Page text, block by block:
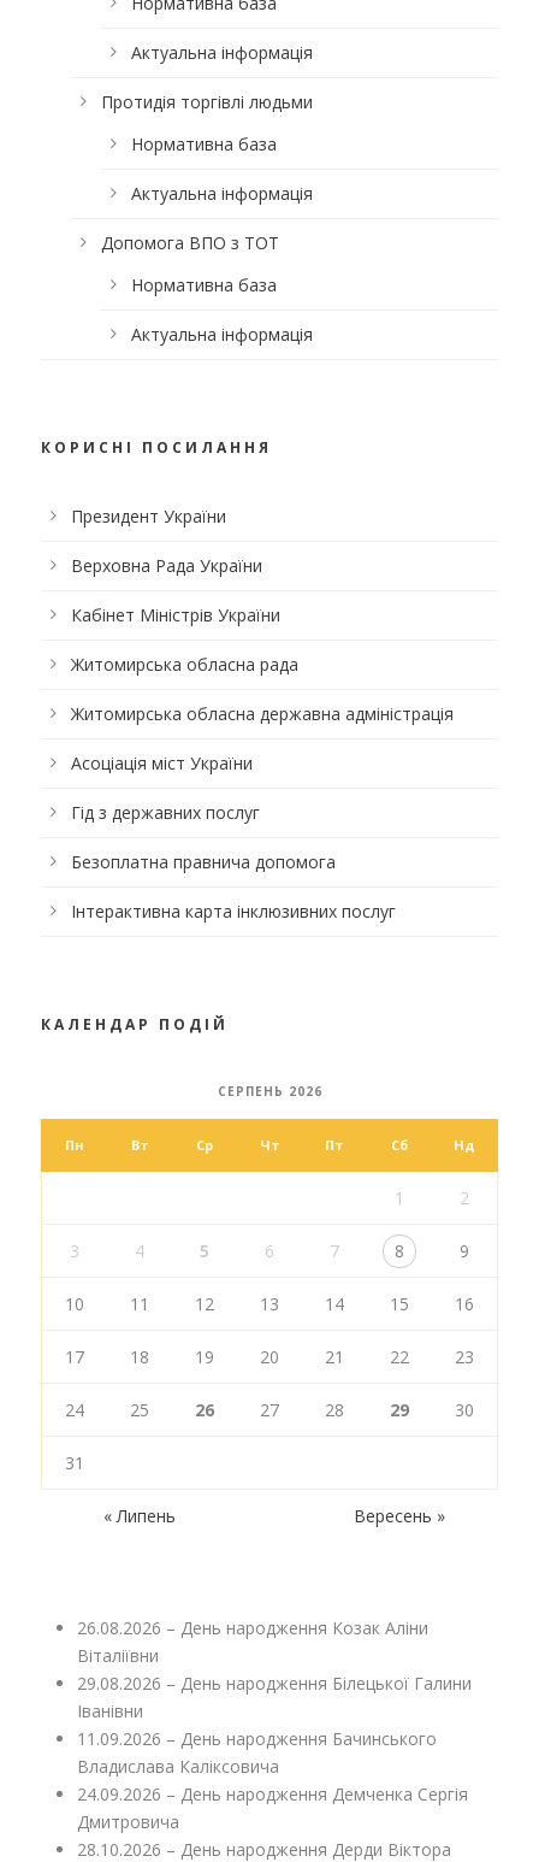
Актуальна інформація
Протидія торгівлі людьми
Нормативна база
Актуальна інформація
Допомога ВПО з ТОТ
Нормативна база
Актуальна інформація
КОРИСНІ ПОСИЛАННЯ
Президент України
Верховна Рада України
Кабінет Міністрів України
Житомирська обласна рада
Житомирська обласна державна адміністрація
Асоціація міст України
Гід з державних послуг
Безоплатна правнича допомога
Інтерактивна карта інклюзивних послуг
КАЛЕНДАР ПОДІЙ
СЕРПЕНЬ 2026
Пн Вт Ср Чт Пт Сб Нд
1 2
3 4 5 6 7 8 9
10 11 12 13 14 15 16
17 18 19 20 21 22 23
24 25 26 27 28 29 30
31
« Липень Вересень »
26.08.2026 – День народження Козак Аліни
Віталіївни
29.08.2026 – День народження Білецької Галини
Іванівни
11.09.2026 – День народження Бачинського
Владислава Каліксовича
24.09.2026 – День народження Демченка Сергія
Дмитровича
28.10.2026 – День народження Дерди Віктора